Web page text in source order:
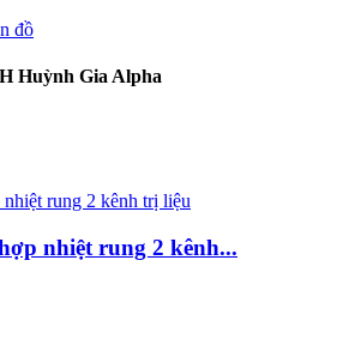
đồ
Huỳnh Gia Alpha
nhiệt rung 2 kênh...